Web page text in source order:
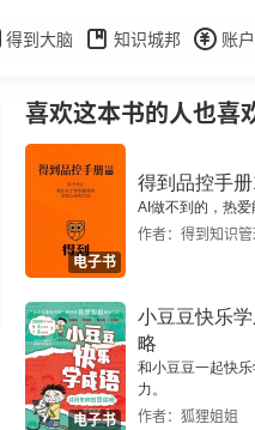
得到大脑 知识城邦 账
喜欢这本书的人也喜
电子书
得到品控手
AI做不到的，热爱
作者：得到知识
电子书
小豆豆快乐
略
和小豆豆一起快
力。
作者：狐狸姐姐